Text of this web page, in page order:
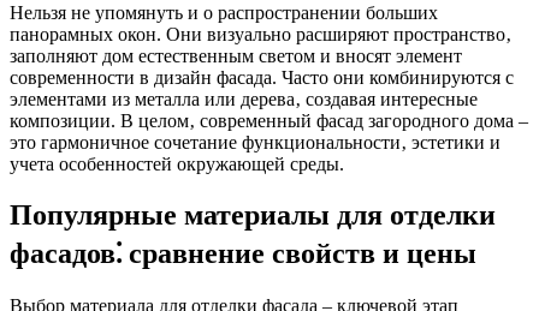
Нельзя не упомянуть и о распространении больших
панорамных окон. Они визуально расширяют пространство‚
заполняют дом естественным светом и вносят элемент
современности в дизайн фасада. Часто они комбинируются с
элементами из металла или дерева‚ создавая интересные
композиции. В целом‚ современный фасад загородного дома –
это гармоничное сочетание функциональности‚ эстетики и
учета особенностей окружающей среды.
Популярные материалы для отделки
фасадов⁚ сравнение свойств и цены
Выбор материала для отделки фасада – ключевой этап